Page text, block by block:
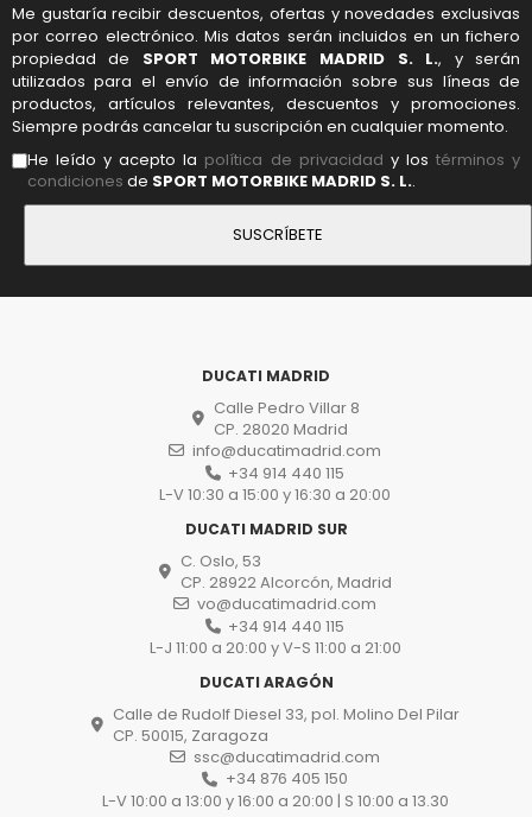
Me gustaría recibir descuentos, ofertas y novedades exclusivas
por correo electrónico. Mis datos serán incluidos en un fichero
propiedad de SPORT MOTORBIKE MADRID S. L., y serán
utilizados para el envío de información sobre sus líneas de
productos, artículos relevantes, descuentos y promociones.
Siempre podrás cancelar tu suscripción en cualquier momento.
He leído y acepto la política de privacidad y lostérminos y
condiciones de SPORT MOTORBIKE MADRID S. L..
DUCATI MADRID
Calle Pedro Villar 8
CP. 28020 Madrid
info@ducatimadrid.com
+34 914 440 115
L-V 10:30 a 15:00 y 16:30 a 20:00
DUCATI MADRID SUR
C. Oslo, 53
CP. 28922 Alcorcón, Madrid
vo@ducatimadrid.com
+34 914 440 115
L-J 11:00 a 20:00 y V-S 11:00 a 21:00
DUCATI ARAGÓN
Calle de Rudolf Diesel 33, pol. Molino Del Pilar
CP. 50015, Zaragoza
ssc@ducatimadrid.com
+34 876 405 150
L-V 10:00 a 13:00 y 16:00 a 20:00 | S 10:00 a 13.30